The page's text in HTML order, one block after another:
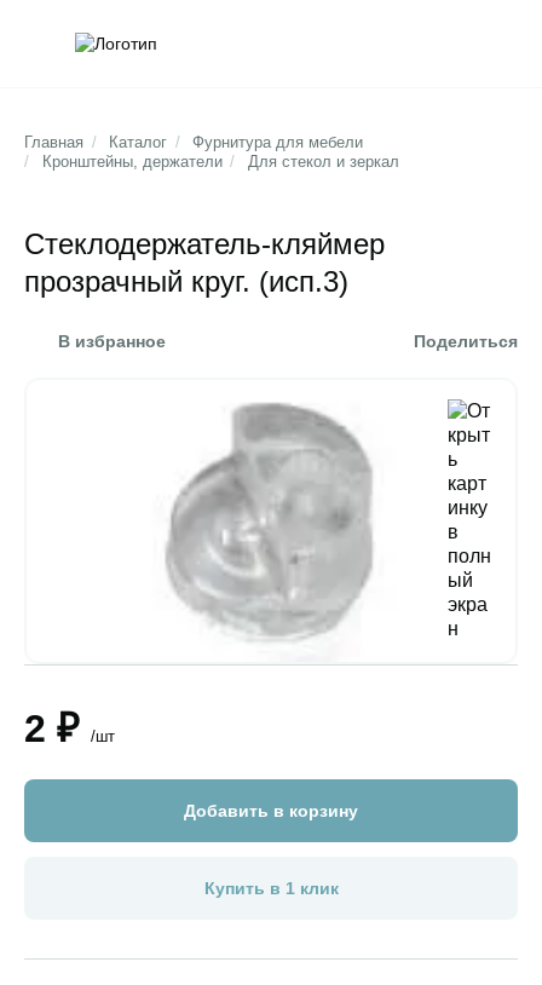
Главная / Каталог /
Фурнитура для мебели
/
Кронштейны, держатели / Для стекол и зеркал
Стеклодержатель-кляймер
прозрачный круг. (исп.3)
В избранное Поделиться
2 ₽ /шт
Добавить в корзину
Купить в 1 клик